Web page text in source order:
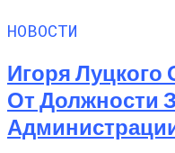
НОВОСТИ
Игоря
От Должности